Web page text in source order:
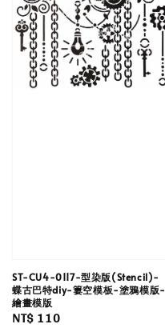
ST-CU4-0117-型染版(Stencil)-
蝶古巴特diy-簍空模板-塗鴉模版-
繪畫模版
Regular
NT$ 110